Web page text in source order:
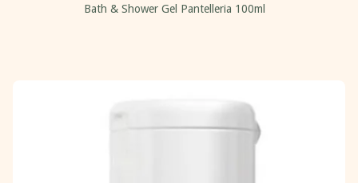
Bath & Shower Gel Pantelleria 100ml